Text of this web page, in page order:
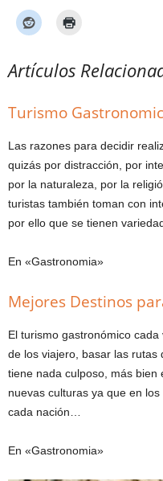
Artículos
Turismo
Las razones para decidir
quizás por distracción, por
por la naturaleza, por la
turistas también toman con
por ello que se tienen
En «Gastronomia»
Mejores Destinos
El turismo gastronómico
de los viajero, basar las rutas
tiene nada culposo, más
nuevas culturas ya que en
cada nación…
En «Gastronomia»